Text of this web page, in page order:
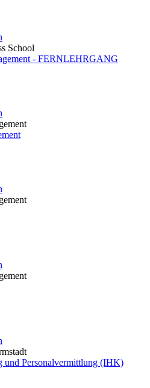
School
- FERNLEHRGANG
und Personalvermittlung (IHK)